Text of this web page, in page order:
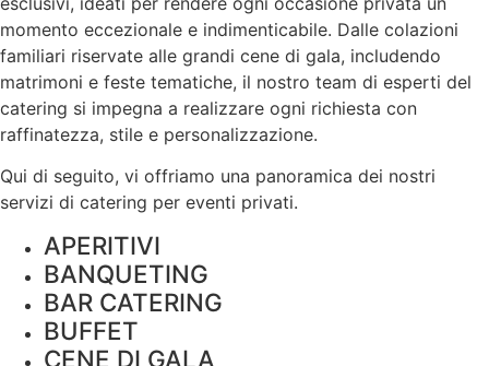
momento eccezionale e indimenticabile. Dalle colazioni
familiari riservate alle grandi cene di gala, includendo
matrimoni e feste tematiche, il nostro team di esperti del
catering si impegna a realizzare ogni richiesta con
raffinatezza, stile e personalizzazione.
Qui di seguito, vi offriamo una panoramica dei nostri
servizi di catering per eventi privati.
APERITIVI
BANQUETING
BAR CATERING
BUFFET
CENE DI GALA